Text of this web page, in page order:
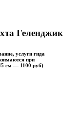
Геленджик
услуги гида
при
см — 1100 руб)